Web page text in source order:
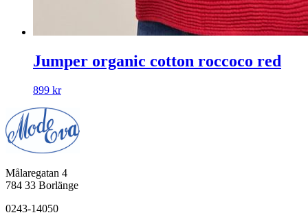
Jumper organic cotton roccoco red
899 kr
Målaregatan 4
784 33 Borlänge
0243-14050